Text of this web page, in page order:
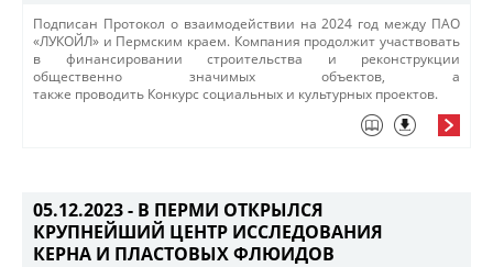
​Подписан Протокол о взаимодействии на 2024 год между ПАО
«ЛУКОЙЛ» и Пермским краем. Компания продолжит участвовать
в финансировании строительства и реконструкции
общественно значимых объектов, а
также проводить Конкурс социальных и культурных проектов.
05.12.2023 - В ПЕРМИ ОТКРЫЛСЯ
КРУПНЕЙШИЙ ЦЕНТР ИССЛЕДОВАНИЯ
КЕРНА И ПЛАСТОВЫХ ФЛЮИДОВ